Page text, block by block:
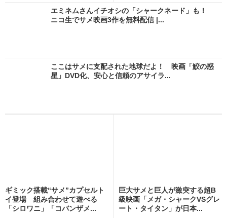
エミネムさんイチオシの「シャークネード」も！
ニコ生でサメ映画3作を無料配信 |...
ここはサメに支配された地球だよ！ 映画「鮫の惑
星」DVD化、安心と信頼のアサイラ...
ギミック搭載“サメ”カプセルト
イ登場 組み合わせて遊べる
「シロワニ」「コバンザメ...
巨大サメと巨人が激突する超B
級映画「メガ・シャークVSグレ
ート・タイタン」が日本...